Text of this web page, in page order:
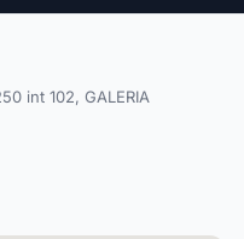
int 102, GALERIA